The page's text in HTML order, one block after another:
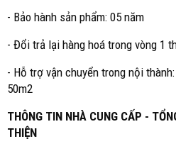
- Bảo hành sản phẩm: 05 năm
- Đổi trả lại hàng hoá trong vòng 1
- Hỗ trợ vận chuyển trong nội
50m2
THÔNG TIN NHÀ CUNG CẤP -
THIỆN